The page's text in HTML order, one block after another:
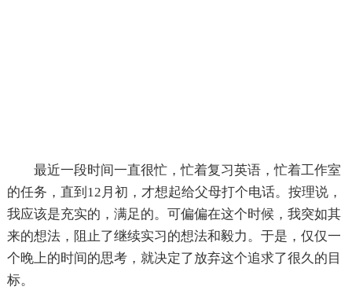
最近一段时间一直很忙，忙着复习英语，忙着工作室
的任务，直到12月初，才想起给父母打个电话。按理说，
我应该是充实的，满足的。可偏偏在这个时候，我突如其
来的想法，阻止了继续实习的想法和毅力。于是，仅仅一
个晚上的时间的思考，就决定了放弃这个追求了很久的目
标。